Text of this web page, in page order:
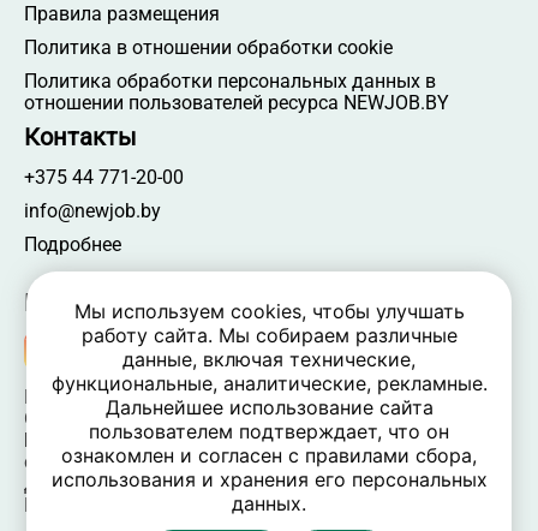
Правила размещения
Политика в отношении обработки cookie
Политика обработки персональных данных в
отношении пользователей ресурса NEWJOB.BY
Контакты
+375 44 771-20-00
info@newjob.by
Подробнее
Мы в соцсетях
NEWJOB.BY 🐝 2024 - 2026 | Все права защищены
ООО «Атамантия» | УНП 693331617
Беларусь, Минская обл., Минский р-н, Новодворский
c/c,
дом 40/2, оф. 52, р-н д. Большое Стиклево, 223060
Время работы: пн-пт 09:00-17:30, вых. — сб, вс
Мы используем cookies, чтобы улучшать
работу сайта. Мы собираем различные
данные, включая технические,
функциональные, аналитические, рекламные.
Дальнейшее использование сайта
пользователем подтверждает, что он
ознакомлен и согласен с правилами сбора,
использования и хранения его персональных
данных.